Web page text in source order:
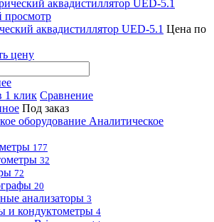
просмотр
аквадистиллятор UED-5.1 Цена по
цену
1 клик Сравнение
Под заказ
Аналитическое
177
32
72
20
анализаторы 3
и кондуктометры 4